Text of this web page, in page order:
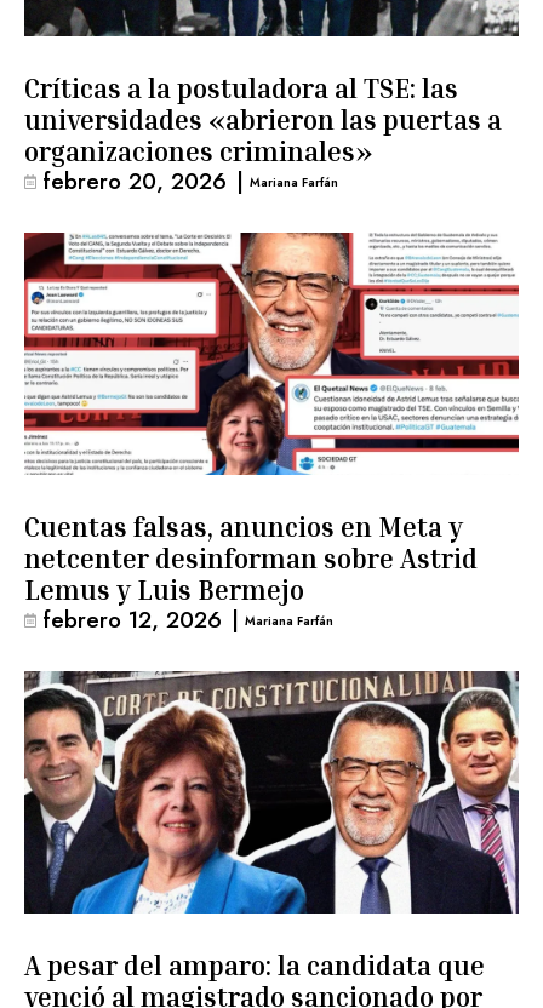
Críticas a la postuladora al TSE: las
universidades «abrieron las puertas a
organizaciones criminales»
febrero 20, 2026 | Mariana Farfán
Cuentas falsas, anuncios en Meta y
netcenter desinforman sobre Astrid
Lemus y Luis Bermejo
febrero 12, 2026 | Mariana Farfán
A pesar del amparo: la candidata que
venció al magistrado sancionado por